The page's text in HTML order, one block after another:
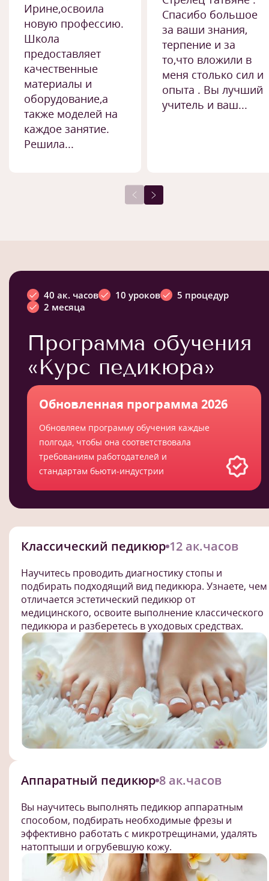
Ирине,освоила
новую профессию.
Школа
предоставляет
качественные
материалы и
оборудование,а
также моделей на
каждое занятие.
Решила...
Спасибо большое
за ваши знания,
терпение и за
то,что вложили в
меня столько сил и
опыта . Вы лучший
учитель и ваш...
40 ак. часов 10 уроков
5 процедур
2 месяца
Программа обучения
«Курс педикюра»
Обновленная программа 2026
Обновляем программу обучения каждые
полгода, чтобы она соответствовала
требованиям работодателей и
стандартам бьюти-индустрии
Классический педикюр 12 ак.часов
Научитесь проводить диагностику стопы и
подбирать подходящий вид педикюра. Узнаете, чем
отличается эстетический педикюр от
медицинского, освоите выполнение классического
педикюра и разберетесь в уходовых средствах.
Аппаратный педикюр 8 ак.часов
Вы научитесь выполнять педикюр аппаратным
способом, подбирать необходимые фрезы и
эффективно работать с микротрещинами, удалять
натоптыши и огрубевшую кожу.